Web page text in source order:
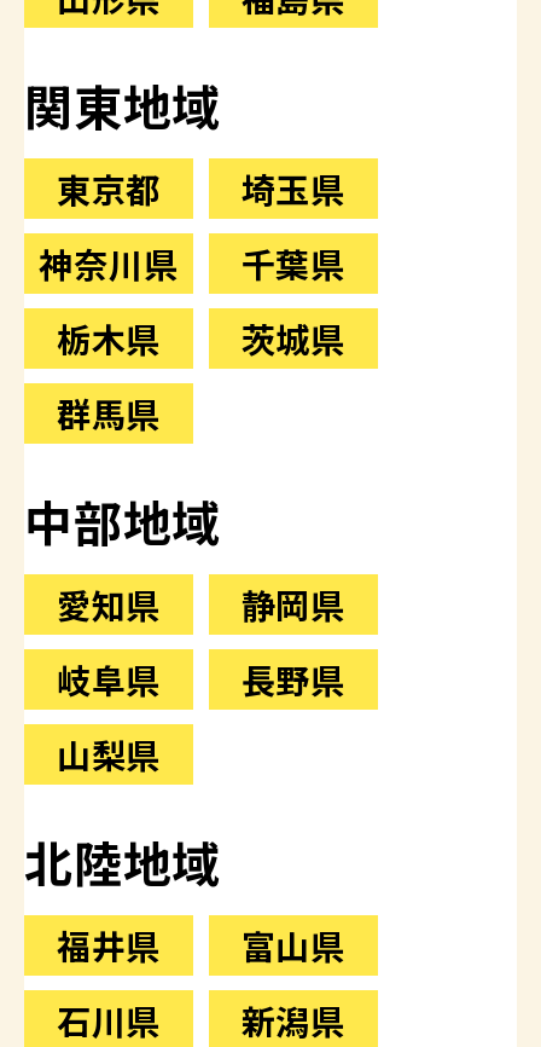
関東地域
東京都
埼玉県
神奈川県
千葉県
栃木県
茨城県
群馬県
中部地域
愛知県
静岡県
岐阜県
長野県
山梨県
北陸地域
福井県
富山県
石川県
新潟県